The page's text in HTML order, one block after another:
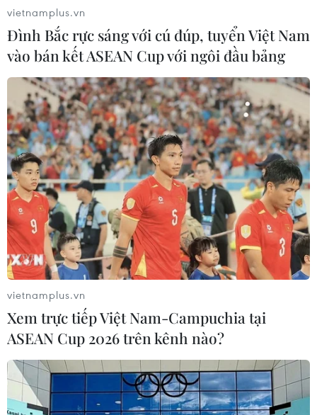
Thông tin mới về thai phụ nhiễm virus
Zika vừa sinh con tại TP. HCM
20/11/2016 14:02
Sau khi sinh, em bé đã được bác sỹ bệnh viện đo vòng
đầu, kiểm tra sự phát triển của xương sọ và lấy mẫu
máu đi xét nghiệm. Kết quả, bé hoàn toàn khỏe mạnh.
vietnamplus.vn
Đình Bắc rực sáng với cú đúp, tuyển Việt Nam
vào bán kết ASEAN Cup với ngôi đầu bảng
vietnamplus.vn
Xem trực tiếp Việt Nam-Campuchia tại
ASEAN Cup 2026 trên kênh nào?